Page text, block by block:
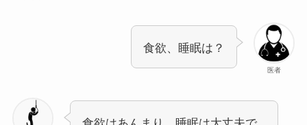
医者
食欲、睡眠は？